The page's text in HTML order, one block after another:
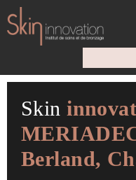
Passer
au
contenu
Skin
Berland,